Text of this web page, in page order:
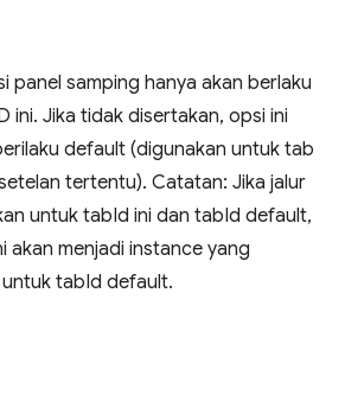
panel samping hanya akan berlaku
ini. Jika tidak disertakan, opsi ini
default (digunakan untuk tab
tertentu). Catatan: Jika jalur
untuk tabId ini dan tabId default,
akan menjadi instance yang
tabId default.